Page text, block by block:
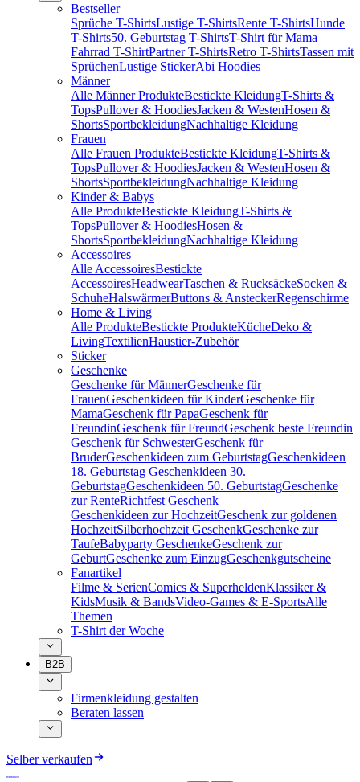
Bestseller
Sprüche T-ShirtsLustige T-ShirtsRente T-ShirtsHunde
T-Shirts50. Geburtstag T-ShirtsT-Shirt für Mama
Fahrrad T-ShirtPartner T-ShirtsRetro T-ShirtsTassen mit
SprüchenLustige StickerAbi Hoodies
Männer
Alle Männer ProdukteBestickte KleidungT-Shirts &
TopsPullover & HoodiesJacken & WestenHosen &
ShortsSportbekleidungNachhaltige Kleidung
Frauen
Alle Frauen ProdukteBestickte KleidungT-Shirts &
TopsPullover & HoodiesJacken & WestenHosen &
ShortsSportbekleidungNachhaltige Kleidung
Kinder & Babys
Alle ProdukteBestickte KleidungT-Shirts &
TopsPullover & HoodiesHosen &
ShortsSportbekleidungNachhaltige Kleidung
Accessoires
Alle AccessoiresBestickte
AccessoiresHeadwearTaschen & RucksäckeSocken &
SchuheHalswärmerButtons & AnsteckerRegenschirme
Home & Living
Alle ProdukteBestickte ProdukteKücheDeko &
LivingTextilienHaustier-Zubehör
Sticker
Geschenke
Geschenke für MännerGeschenke für
FrauenGeschenkideen für KinderGeschenke für
MamaGeschenk für PapaGeschenk für
FreundinGeschenk für FreundGeschenk beste Freundin
Geschenk für SchwesterGeschenk für
BruderGeschenkideen zum GeburtstagGeschenkideen
18. Geburtstag Geschenkideen 30.
GeburtstagGeschenkideen 50. GeburtstagGeschenke
zur RenteRichtfest Geschenk
Geschenkideen zur HochzeitGeschenk zur goldenen
HochzeitSilberhochzeit GeschenkGeschenke zur
TaufeBabyparty GeschenkeGeschenk zur
GeburtGeschenke zum EinzugGeschenkgutscheine
Fanartikel
Filme & SerienComics & SuperheldenKlassiker &
KidsMusik & BandsVideo-Games & E-SportsAlle
Themen
T-Shirt der Woche
B2B
Firmenkleidung gestalten
Beraten lassen
Selber verkaufen